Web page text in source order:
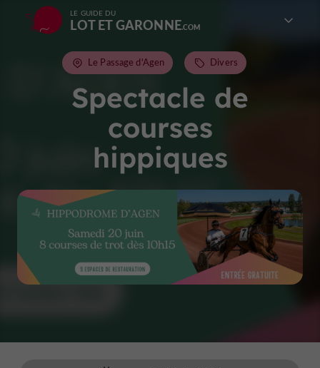
LE GUIDE DU
LOT ET GARONNE
Spectacle de
courses
hippiques
Le Passage d'Agen Divers